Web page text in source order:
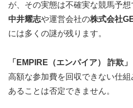
が、その実態は不確実な競馬予
中井耀志や運営会社の株式会社
には多くの謎が残ります。
「EMPIRE（エンパイア） 詐欺」
高額な参加費を回収できない仕
あることは否定できません。